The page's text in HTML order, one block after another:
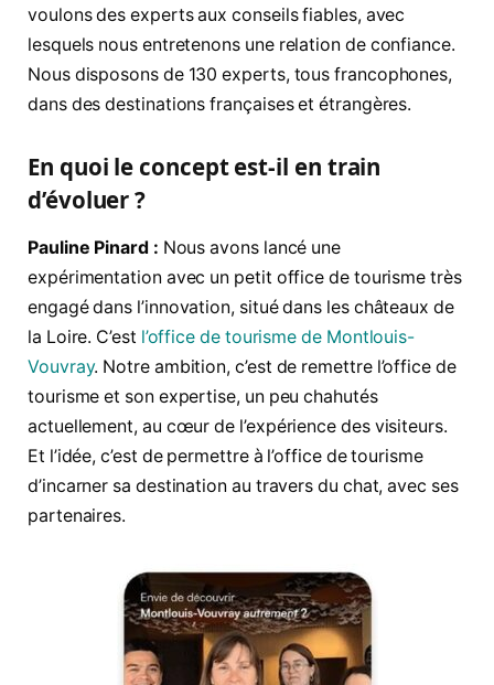
voulons des experts aux conseils fiables, avec
lesquels nous entretenons une relation de confiance.
Nous disposons de 130 experts, tous francophones,
dans des destinations françaises et étrangères.
En quoi le concept est-il en train
d’évoluer ?
Pauline Pinard : Nous avons lancé une
expérimentation avec un petit office de tourisme très
engagé dans l’innovation, situé dans les châteaux de
la Loire. C’est l’office de tourisme de Montlouis-
Vouvray. Notre ambition, c’est de remettre l’office de
tourisme et son expertise, un peu chahutés
actuellement, au cœur de l’expérience des visiteurs.
Et l’idée, c’est de permettre à l’office de tourisme
d’incarner sa destination au travers du chat, avec ses
partenaires.